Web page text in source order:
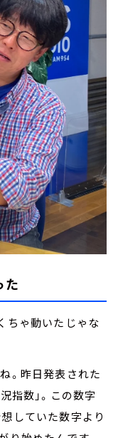
た
ちゃ動いたじゃな
。昨日発表された
指数」。この数字
していた数字より